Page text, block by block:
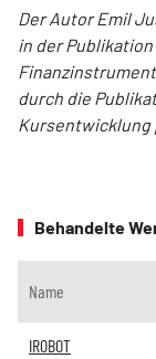
Der Autor Emil
in der
durch die
Behandelte
Name
IROBOT